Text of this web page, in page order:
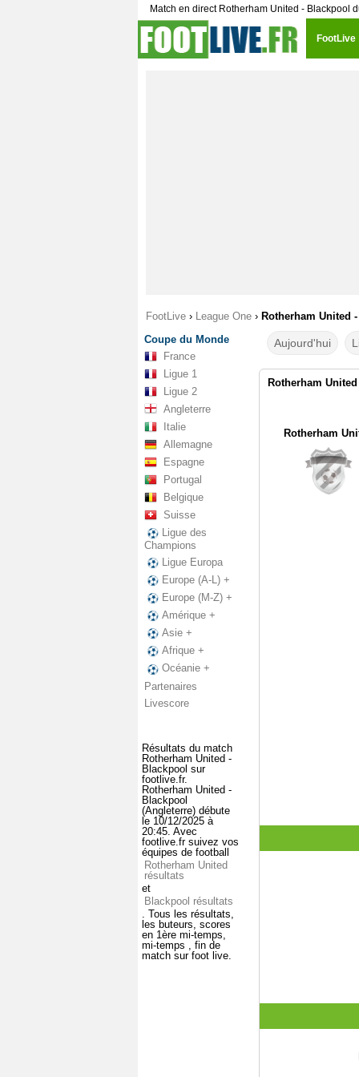
Match en direct Rotherham United - Blackpool
FootLive
FootLive › League One › Rotherham United
Coupe du Monde
France
Ligue 1
Ligue 2
Angleterre
Italie
Allemagne
Espagne
Portugal
Belgique
Suisse
Ligue des
Champions
Ligue Europa
Europe (A-L) +
Europe (M-Z) +
Amérique +
Asie +
Afrique +
Océanie +
Partenaires
Livescore
Résultats du match
Rotherham United -
Blackpool sur
footlive.fr.
Rotherham United -
Blackpool
(Angleterre) débute
le 10/12/2025 à
20:45. Avec
footlive.fr suivez vos
équipes de football
Rotherham United
résultats
et
Blackpool résultats
. Tous les résultats,
les buteurs, scores
en 1ère mi-temps,
mi-temps , fin de
match sur foot live.
Aujourd'hui
Rotherham
Rotherham